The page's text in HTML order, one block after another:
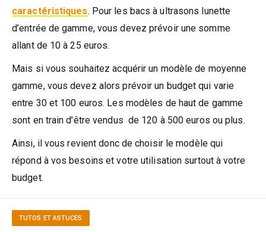
caractéristiques. Pour les bacs à ultrasons lunette
d’entrée de gamme, vous devez prévoir une somme
allant de 10 à 25 euros.
Mais si vous souhaitez acquérir un modèle de moyenne
gamme, vous devez alors prévoir un budget qui varie
entre 30 et 100 euros. Les modèles de haut de gamme
sont en train d’être vendus de 120 à 500 euros ou plus.
Ainsi, il vous revient donc de choisir le modèle qui
répond à vos besoins et votre utilisation surtout à votre
budget.
TUTOS ET ASTUCES